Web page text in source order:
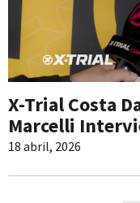
X-Trial Costa
Marcelli
18 abril, 2026